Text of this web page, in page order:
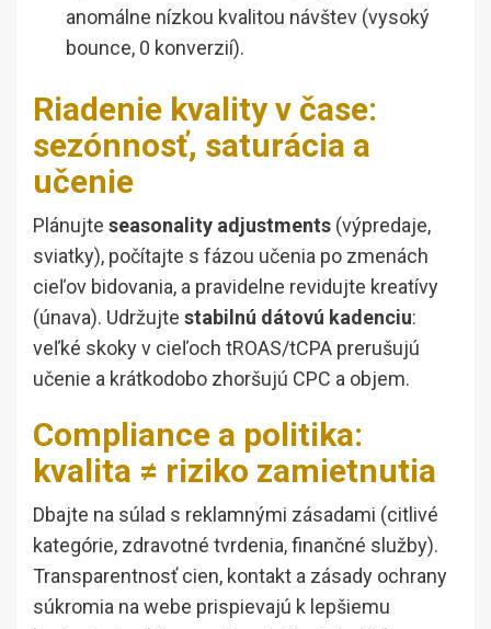
anomálne nízkou kvalitou návštev (vysoký
bounce, 0 konverzií).
Riadenie kvality v čase:
sezónnosť, saturácia a
učenie
Plánujte seasonality adjustments (výpredaje,
sviatky), počítajte s fázou učenia po zmenách
cieľov bidovania, a pravidelne revidujte kreatívy
(únava). Udržujte stabilnú dátovú kadenciu:
veľké skoky v cieľoch tROAS/tCPA prerušujú
učenie a krátkodobo zhoršujú CPC a objem.
Compliance a politika:
kvalita ≠ riziko zamietnutia
Dbajte na súlad s reklamnými zásadami (citlivé
kategórie, zdravotné tvrdenia, finančné služby).
Transparentnosť cien, kontakt a zásady ochrany
súkromia na webe prispievajú k lepšiemu